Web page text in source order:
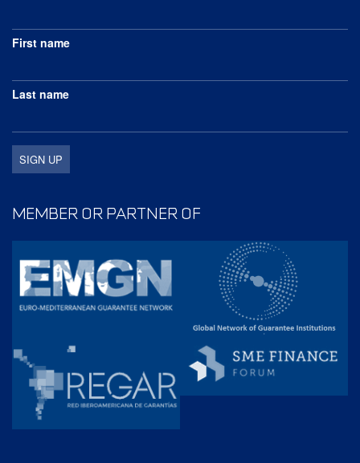
First name
Last name
MEMBER OR PARTNER OF